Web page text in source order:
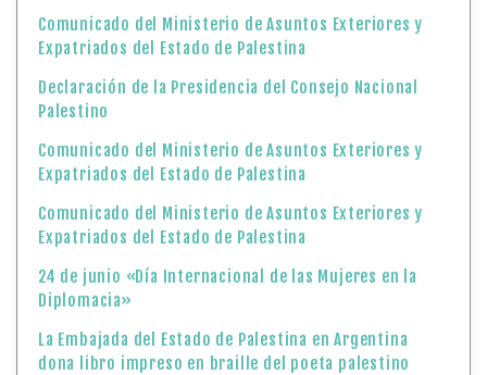
Comunicado del Ministerio de Asuntos Exteriores y
Expatriados del Estado de Palestina
Declaración de la Presidencia del Consejo Nacional
Palestino
Comunicado del Ministerio de Asuntos Exteriores y
Expatriados del Estado de Palestina
Comunicado del Ministerio de Asuntos Exteriores y
Expatriados del Estado de Palestina
24 de junio «Día Internacional de las Mujeres en la
Diplomacia»
La Embajada del Estado de Palestina en Argentina
dona libro impreso en braille del poeta palestino